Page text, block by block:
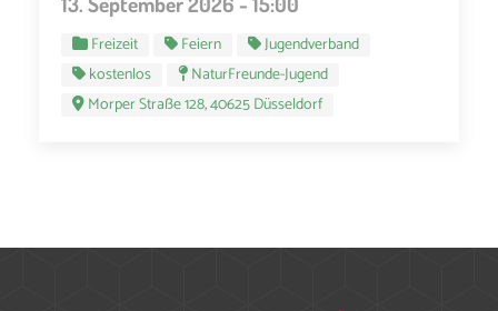
Freizeit Feiern
Jugendverband
kostenlos
NaturFreunde-Jugend
Morper Straße 128, 40625 Düsseldorf